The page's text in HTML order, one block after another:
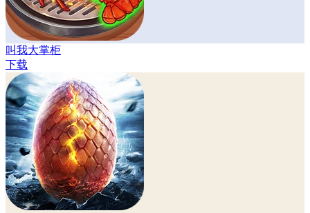
叫我大掌柜
下载